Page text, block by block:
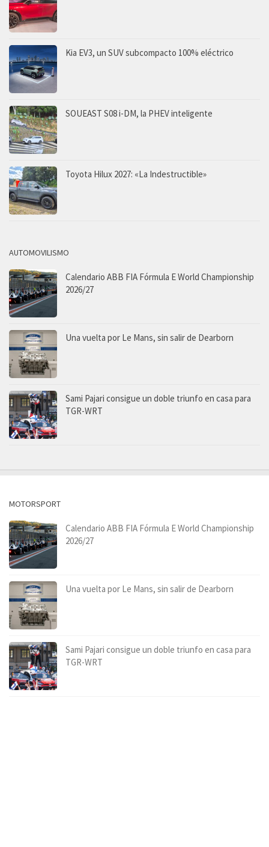
Kia EV3, un SUV subcompacto 100% eléctrico
SOUEAST S08 i-DM, la PHEV inteligente
Toyota Hilux 2027: «La Indestructible»
AUTOMOVILISMO
Calendario ABB FIA Fórmula E World Championship
2026/27
Una vuelta por Le Mans, sin salir de Dearborn
Sami Pajari consigue un doble triunfo en casa para
TGR-WRT
MOTORSPORT
Calendario ABB FIA Fórmula E World Championship
2026/27
Una vuelta por Le Mans, sin salir de Dearborn
Sami Pajari consigue un doble triunfo en casa para
TGR-WRT